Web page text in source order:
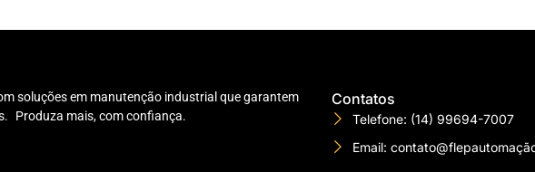
soluções em manutenção industrial que garantem
Produza mais, com confiança.
Contatos
Telefone: (14) 99694-7007
Email: